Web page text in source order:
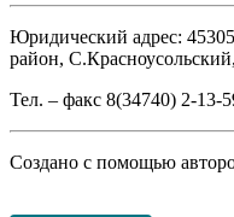
Юридический адрес:
район,
Тел. – факс 8(34740) 2-13-
Создано с помощью